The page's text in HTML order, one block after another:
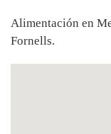
Alimentación en
Fornells.